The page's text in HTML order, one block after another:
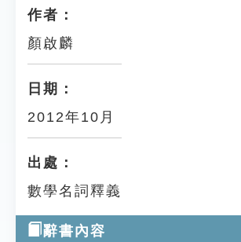
作者：
顏啟麟
日期：
2012年10月
出處：
數學名詞釋義
辭書內容